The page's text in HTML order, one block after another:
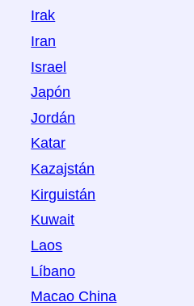
Irak
Iran
Israel
Japón
Jordán
Katar
Kazajstán
Kirguistán
Kuwait
Laos
Líbano
Macao China